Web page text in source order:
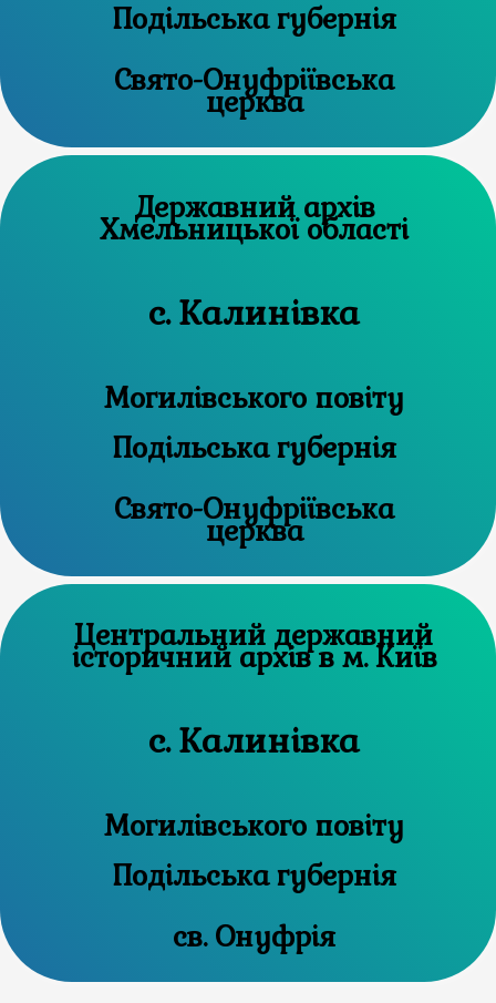
Подільська губернія
Свято-Онуфріївська
церква
Державний архів
Хмельницької області
с. Калинівка
Могилівського повіту
Подільська губернія
Свято-Онуфріївська
церква
Центральний державний
історичний архів в м. Київ
с. Калинівка
Могилівського повіту
Подільська губернія
св. Онуфрія